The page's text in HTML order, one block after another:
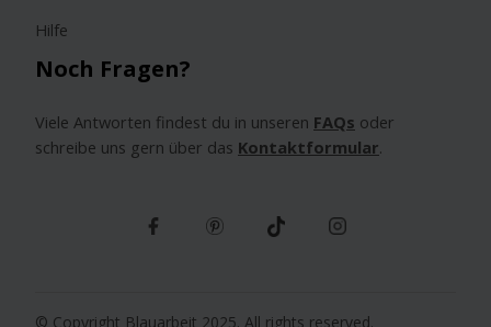
Noch Fragen?
Viele Antworten findest du in unseren FAQs oder
schreibe uns gern über das Kontaktformular.
Hilfe
© Copyright Blauarbeit 2025. All rights reserved.